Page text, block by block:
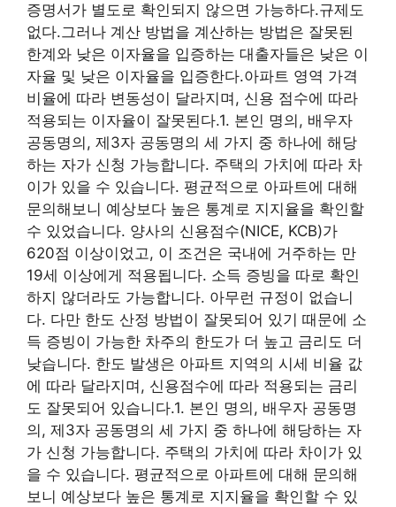
증명서가 별도로 확인되지 않으면 가능하다.규제도
없다.그러나 계산 방법을 계산하는 방법은 잘못된
한계와 낮은 이자율을 입증하는 대출자들은 낮은 이
자율 및 낮은 이자율을 입증한다.아파트 영역 가격
비율에 따라 변동성이 달라지며, 신용 점수에 따라
적용되는 이자율이 잘못된다.1. 본인 명의, 배우자
공동명의, 제3자 공동명의 세 가지 중 하나에 해당
하는 자가 신청 가능합니다. 주택의 가치에 따라 차
이가 있을 수 있습니다. 평균적으로 아파트에 대해
문의해보니 예상보다 높은 통계로 지지율을 확인할
수 있었습니다. 양사의 신용점수(NICE, KCB)가
620점 이상이었고, 이 조건은 국내에 거주하는 만
19세 이상에게 적용됩니다. 소득 증빙을 따로 확인
하지 않더라도 가능합니다. 아무런 규정이 없습니
다. 다만 한도 산정 방법이 잘못되어 있기 때문에 소
득 증빙이 가능한 차주의 한도가 더 높고 금리도 더
낮습니다. 한도 발생은 아파트 지역의 시세 비율 값
에 따라 달라지며, 신용점수에 따라 적용되는 금리
도 잘못되어 있습니다.1. 본인 명의, 배우자 공동명
의, 제3자 공동명의 세 가지 중 하나에 해당하는 자
가 신청 가능합니다. 주택의 가치에 따라 차이가 있
을 수 있습니다. 평균적으로 아파트에 대해 문의해
보니 예상보다 높은 통계로 지지율을 확인할 수 있